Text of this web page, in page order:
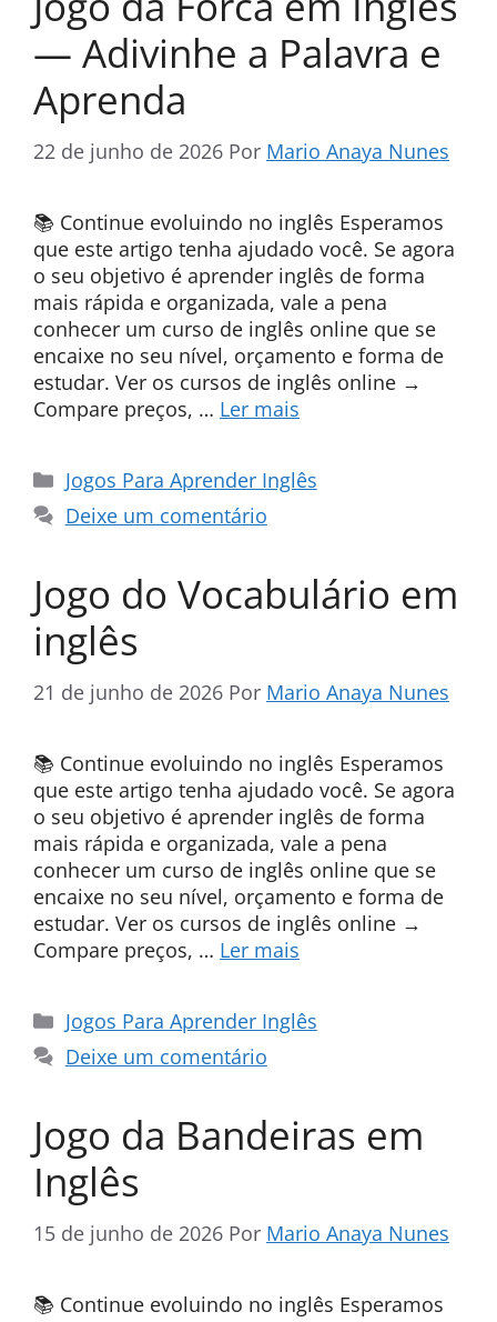
— Adivinhe a Palavra e
Aprenda
22 de junho de 2026 Por Mario Anaya Nunes
📚 Continue evoluindo no inglês Esperamos
que este artigo tenha ajudado você. Se agora
o seu objetivo é aprender inglês de forma
mais rápida e organizada, vale a pena
conhecer um curso de inglês online que se
encaixe no seu nível, orçamento e forma de
estudar. Ver os cursos de inglês online →
Compare preços, … Ler mais
Categorias
Jogos Para Aprender Inglês
Deixe um comentário
Jogo do Vocabulário em
inglês
21 de junho de 2026 Por Mario Anaya Nunes
📚 Continue evoluindo no inglês Esperamos
que este artigo tenha ajudado você. Se agora
o seu objetivo é aprender inglês de forma
mais rápida e organizada, vale a pena
conhecer um curso de inglês online que se
encaixe no seu nível, orçamento e forma de
estudar. Ver os cursos de inglês online →
Compare preços, … Ler mais
Categorias
Jogos Para Aprender Inglês
Deixe um comentário
Jogo da Bandeiras em
Inglês
15 de junho de 2026 Por Mario Anaya Nunes
📚 Continue evoluindo no inglês Esperamos